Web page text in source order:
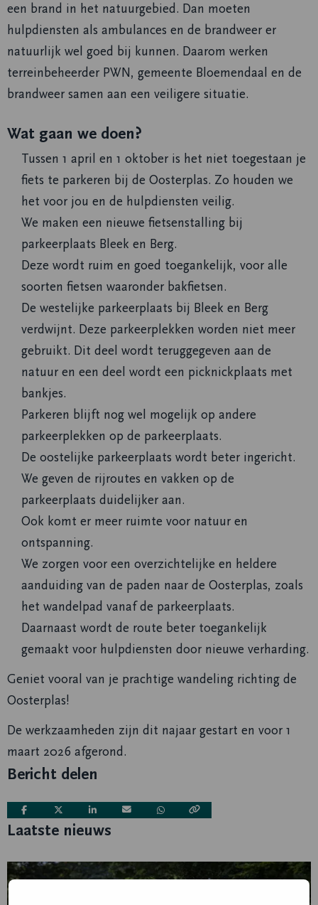
een brand in het natuurgebied. Dan moeten
hulpdiensten als ambulances en de brandweer er
natuurlijk wel goed bij kunnen. Daarom werken
terreinbeheerder PWN, gemeente Bloemendaal en de
brandweer samen aan een veiligere situatie.
Wat gaan we doen?
Tussen 1 april en 1 oktober is het niet toegestaan je
fiets te parkeren bij de Oosterplas. Zo houden we
het voor jou en de hulpdiensten veilig.
We maken een nieuwe fietsenstalling bij
parkeerplaats Bleek en Berg.
Deze wordt ruim en goed toegankelijk, voor alle
soorten fietsen waaronder bakfietsen.
De westelijke parkeerplaats bij Bleek en Berg
verdwijnt. Deze parkeerplekken worden niet meer
gebruikt. Dit deel wordt teruggegeven aan de
natuur en een deel wordt een picknickplaats met
bankjes.
Parkeren blijft nog wel mogelijk op andere
parkeerplekken op de parkeerplaats.
De oostelijke parkeerplaats wordt beter ingericht.
We geven de rijroutes en vakken op de
parkeerplaats duidelijker aan.
Ook komt er meer ruimte voor natuur en
ontspanning.
We zorgen voor een overzichtelijke en heldere
aanduiding van de paden naar de Oosterplas, zoals
het wandelpad vanaf de parkeerplaats.
Daarnaast wordt de route beter toegankelijk
gemaakt voor hulpdiensten door nieuwe verharding.
Geniet vooral van je prachtige wandeling richting de
Oosterplas!
De werkzaamheden zijn dit najaar gestart en voor 1
maart 2026 afgerond.
Bericht delen
Deel
via
Deel
via
Deel
via
Deel
Deel
Laatste nieuws
Lees
meer